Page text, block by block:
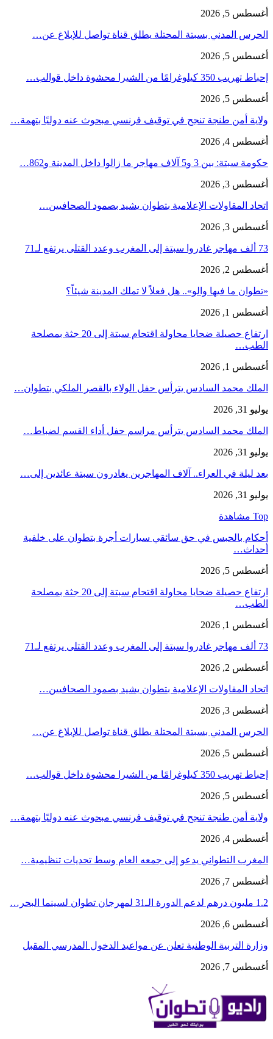
أغسطس 5, 2026
الحرس المدني بسبتة المحتلة يطلق قناة تواصل للإبلاغ عن…
أغسطس 5, 2026
إحباط تهريب 350 كيلوغرامًا من الشيرا محشوة داخل قوالب…
أغسطس 5, 2026
ولاية أمن طنجة تنجح في توقيف فرنسي مبحوث عنه دوليًا بتهمة…
أغسطس 4, 2026
حكومة سبتة: بين 3 و5 آلاف مهاجر ما زالوا داخل المدينة و862…
أغسطس 3, 2026
اتحاد المقاولات الإعلامية بتطوان يشيد بصمود الصحافيين…
أغسطس 3, 2026
73 ألف مهاجر غادروا سبتة إلى المغرب وعدد القتلى يرتفع لـ71
أغسطس 2, 2026
«تطوان ما فيها والو».. هل فعلاً لا تملك المدينة شيئاً؟
أغسطس 1, 2026
ارتفاع حصيلة ضحايا محاولة اقتحام سبتة إلى 20 جثة بمصلحة
الطب…
أغسطس 1, 2026
الملك محمد السادس يترأس حفل الولاء بالقصر الملكي بتطوان…
يوليو 31, 2026
الملك محمد السادس يترأس مراسم حفل أداء القسم لضباط…
يوليو 31, 2026
بعد ليلة في العراء.. آلاف المهاجرين يغادرون سبتة عائدين إلى…
يوليو 31, 2026
Top مشاهدة
أحكام بالحبس في حق سائقي سيارات أجرة بتطوان على خلفية
أحداث…
أغسطس 5, 2026
ارتفاع حصيلة ضحايا محاولة اقتحام سبتة إلى 20 جثة بمصلحة
الطب…
أغسطس 1, 2026
73 ألف مهاجر غادروا سبتة إلى المغرب وعدد القتلى يرتفع لـ71
أغسطس 2, 2026
اتحاد المقاولات الإعلامية بتطوان يشيد بصمود الصحافيين…
أغسطس 3, 2026
الحرس المدني بسبتة المحتلة يطلق قناة تواصل للإبلاغ عن…
أغسطس 5, 2026
إحباط تهريب 350 كيلوغرامًا من الشيرا محشوة داخل قوالب…
أغسطس 5, 2026
ولاية أمن طنجة تنجح في توقيف فرنسي مبحوث عنه دوليًا بتهمة…
أغسطس 4, 2026
المغرب التطواني يدعو إلى جمعه العام وسط تحديات تنظيمية…
أغسطس 7, 2026
1.2 مليون درهم لدعم الدورة الـ31 لمهرجان تطوان لسينما البحر…
أغسطس 6, 2026
وزارة التربية الوطنية تعلن عن مواعيد الدخول المدرسي المقبل
أغسطس 7, 2026